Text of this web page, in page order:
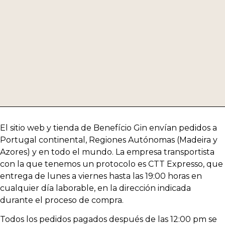
El sitio web y tienda de Benefício Gin envían pedidos a
Portugal continental, Regiones Autónomas (Madeira y
Azores) y en todo el mundo. La empresa transportista
con la que tenemos un protocolo es CTT Expresso, que
entrega de lunes a viernes hasta las 19:00 horas en
cualquier día laborable, en la dirección indicada
durante el proceso de compra.
Todos los pedidos pagados después de las 12:00 pm se